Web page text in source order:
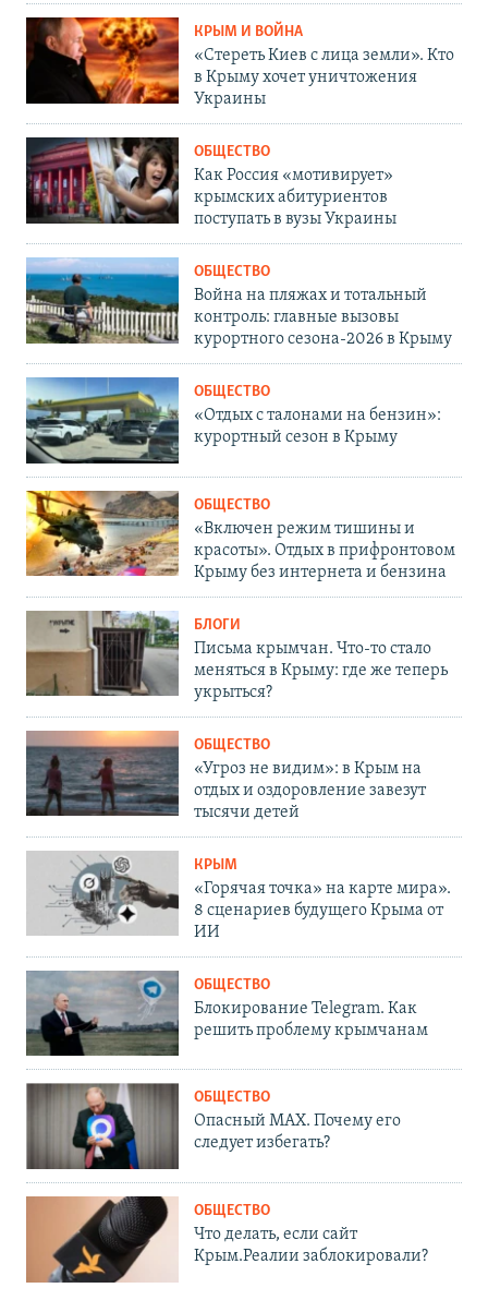
КРЫМ И ВОЙНА
«Стереть Киев с лица земли». Кто
в Крыму хочет уничтожения
Украины
ОБЩЕСТВО
Как Россия «мотивирует»
крымских абитуриентов
поступать в вузы Украины
ОБЩЕСТВО
Война на пляжах и тотальный
контроль: главные вызовы
курортного сезона-2026 в Крыму
ОБЩЕСТВО
«Отдых с талонами на бензин»:
курортный сезон в Крыму
ОБЩЕСТВО
«Включен режим тишины и
красоты». Отдых в прифронтовом
Крыму без интернета и бензина
БЛОГИ
Письма крымчан. Что-то стало
меняться в Крыму: где же теперь
укрыться?
ОБЩЕСТВО
«Угроз не видим»: в Крым на
отдых и оздоровление завезут
тысячи детей
КРЫМ
«Горячая точка» на карте мира».
8 сценариев будущего Крыма от
ИИ
ОБЩЕСТВО
Блокирование Telegram. Как
решить проблему крымчанам
ОБЩЕСТВО
Опасный MAX. Почему его
следует избегать?
ОБЩЕСТВО
Что делать, если сайт
Крым.Реалии заблокировали?